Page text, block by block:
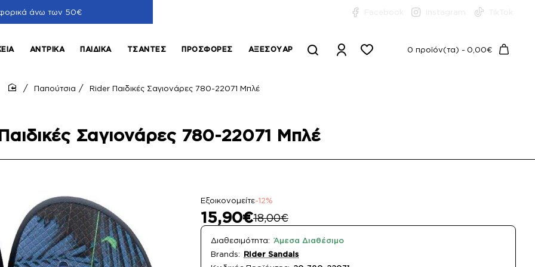
άνω των 50€
ΑΝΤΡΙΚΆ ΠΑΙΔΙΚΆ ΤΣΆΝΤΕΣ ΠΡΟΣΦΟΡΈΣ ΑΞΕΣΟΥΆΡ 0 προϊόν(τα) - 0,00€
Σαγιονάρες 780-22071 Μπλέ
Παπούτσια Rider Παιδικές Σαγιονάρες 780-22071 Μπλέ
Εξοικονομείτε-12%
15,90€18,00€
Διαθεσιμότητα: Άμεσα Διαθέσιμο
Brands: Rider Sandals